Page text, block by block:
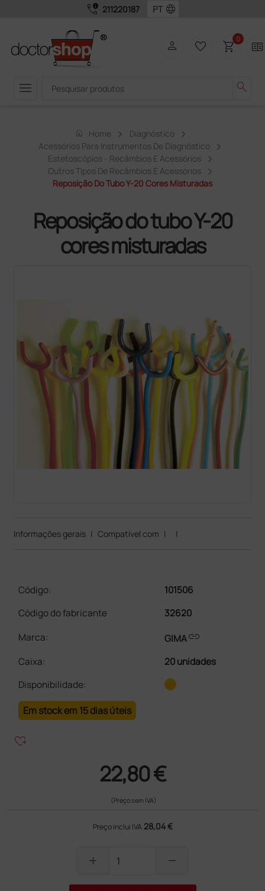
call_quality 211220187 language
menu search
person favorite_border shopping_cart0 two_pager
home Home
Diagnóstico
Acessórios Para Instrumentos De Diagnóstico
Estetoscópios - Recâmbios E Acessórios
Outros Tipos De Recâmbios E Acessórios
Reposição Do Tubo Y-20 Cores Misturadas
Reposição do tubo Y-20
cores misturadas
Informações gerais | Compatível com | |
Código:
101506
Código do fabricante
32620
Marca:
GIMAlink
Caixa:
20 unidades
Disponibilidade:
Em stock em 15 dias úteis
heart_plus
22,80 €
(Preço sem IVA)
Preço inclui IVA 28,04 €
add remove